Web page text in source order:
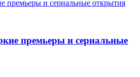
премьеры и сериальные